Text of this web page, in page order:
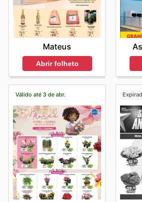
Mateus
Abrir folheto
Válido até 3 de abr.